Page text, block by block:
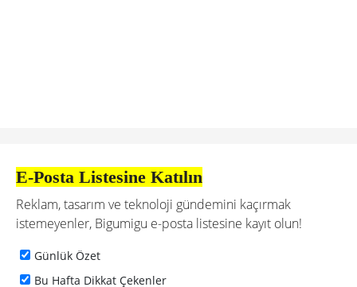
E-Posta Listesine Katılın
Reklam, tasarım ve teknoloji gündemini kaçırmak
istemeyenler, Bigumigu e-posta listesine kayıt olun!
Günlük Özet
Bu Hafta Dikkat Çekenler